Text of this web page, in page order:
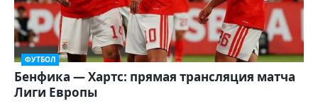
ФУТБОЛ
Бенфика — Хартс: прямая трансляция матча
Лиги Европы